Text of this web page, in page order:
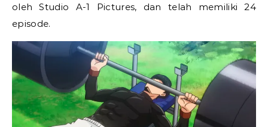
oleh Studio A-1 Pictures, dan telah memiliki 24
episode.